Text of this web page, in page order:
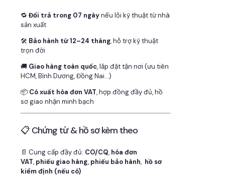
🔁 Đổi trả trong 07 ngàynếu lỗi kỹ thuật từ nhà
sản xuất
🛠 Bảo hành từ 12–24 tháng, hỗ trợ kỹ thuật
trọn đời
🚚 Giao hàng toàn quốc, lắp đặt tận nơi (ưu tiên
HCM, Bình Dương, Đồng Nai…)
📦 Có xuất hóa đơn VAT, hợp đồng đầy đủ, hồ
sơ giao nhận minh bạch
📋 Chứng từ & hồ sơ kèm theo
📄 Cung cấp đầy đủ: CO/CQ, hóa đơn
VAT, phiếu giao hàng, phiếu bảo hành, hồ sơ
kiểm định (nếu có)